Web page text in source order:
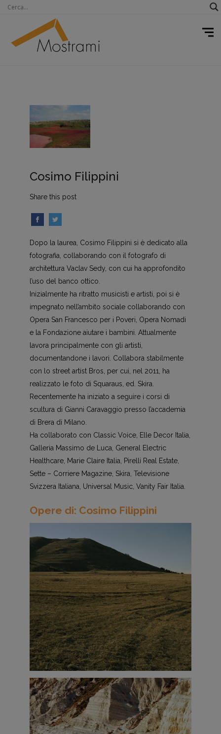
Cosimo Filippini
Share this post
Dopo la laurea, Cosimo Filippini si è dedicato alla
fotografia, collaborando con il fotografo di
architettura Vaclav Sedy, con cui ha approfondito
l’uso del banco ottico.
Inizialmente ha ritratto musicisti e artisti, poi si è
impegnato nell’ambito sociale collaborando con
Opera San Francesco per i Poveri, Opera Nomadi
e la Fondazione aiutare i bambini. Attualmente
lavora principalmente con gli artisti,
documentandone i lavori. Collabora stabilmente
con lo street artist Bros, per cui, nel 2011, ha
realizzato le foto di Squaraus, ed. Skira.
Recentemente ha iniziato a seguire i corsi di
scultura di Gianni Caravaggio presso l’accademia
di Brera di Milano.
Ha collaborato con Classic Voice, Elle Decor Italia,
Galleria Massimo de Luca, General Electric
Healthcare, Marie Claire Italia, Pirelli Real Estate,
Sette – Corriere Magazine, Skira, Televisione
Svizzera Italiana, Universal Music, Vanity Fair Italia.
Opere di: Cosimo Filippini